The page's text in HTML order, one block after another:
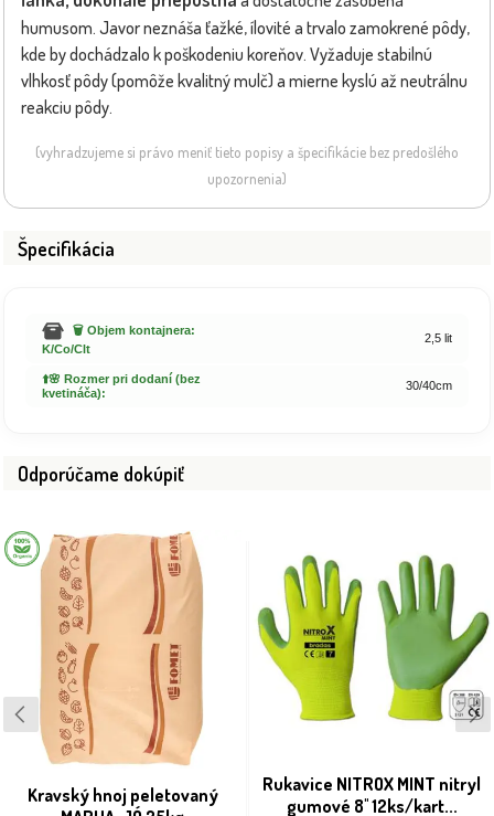
humusom. Javor neznáša ťažké, ílovité a trvalo zamokrené pôdy,
kde by dochádzalo k poškodeniu koreňov. Vyžaduje stabilnú
vlhkosť pôdy (pomôže kvalitný mulč) a mierne kyslú až neutrálnu
reakciu pôdy.
(vyhradzujeme si právo meniť tieto popisy a špecifikácie bez predošlého
upozornenia)
Špecifikácia
🗑️ Objem kontajnera:
K/Co/Clt
2,5 lit
⬆️🌸 Rozmer pri dodaní (bez
kvetináča):
30/40cm
Odporúčame dokúpiť
Kravský hnoj peletovaný
Rukavice NITROX MINT nitryl
gumové 8'' 12ks/kart...